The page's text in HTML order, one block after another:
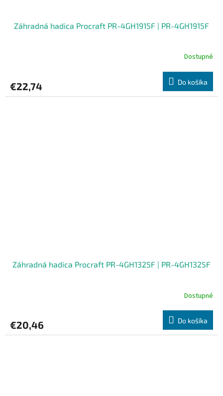
Záhradná hadica Procraft PR-4GH1915F | PR-4GH1915F
Dostupné
€22,74 Do košíka
Záhradná hadica Procraft PR-4GH1325F | PR-4GH1325F
Dostupné
€20,46 Do košíka